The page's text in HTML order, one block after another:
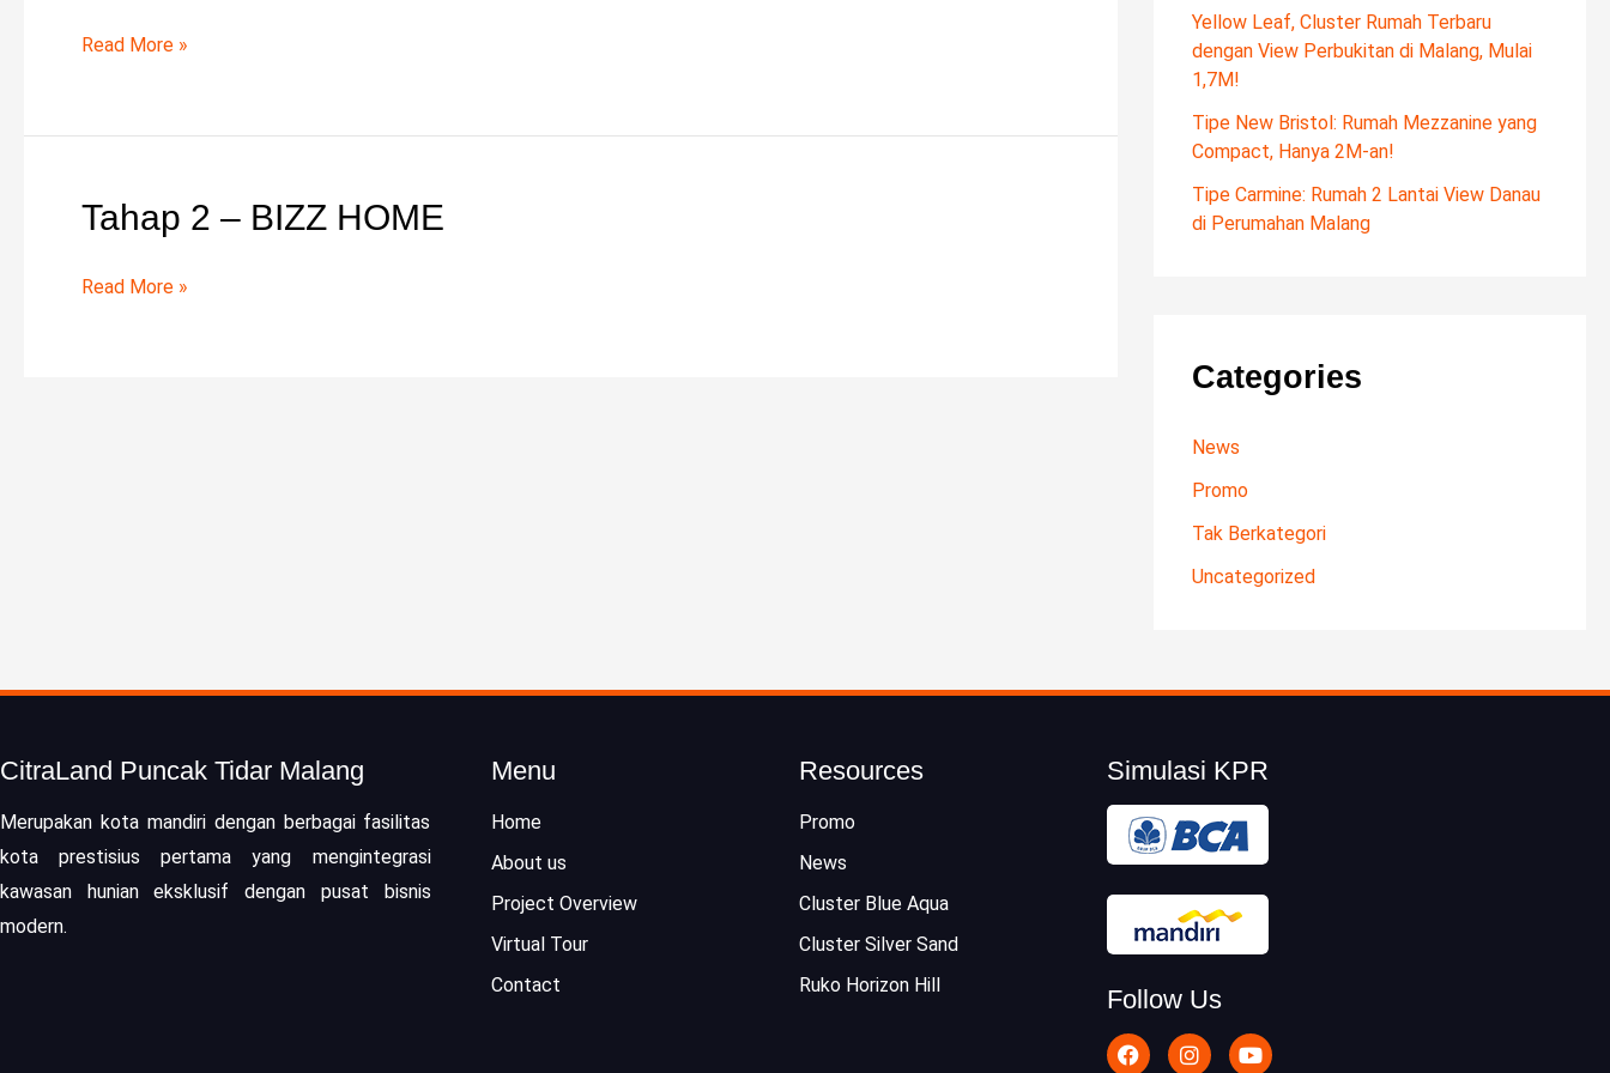
–Read More »
Tahap 2 – BIZZ HOME
Tahap
–Read More »
f
o
Yellow Leaf, Cluster Rumah Terbaru
dengan View Perbukitan di Malang, Mulai
1,7M!
Tipe New Bristol: Rumah Mezzanine yang
Compact, Hanya 2M-an!
Tipe Carmine: Rumah 2 Lantai View Danau
di Perumahan Malang
Categories
News
Promo
Tak Berkategori
Uncategorized
CitraLand Puncak Tidar Malang
Merupakan kota mandiri dengan berbagai fasilitas
kota prestisius pertama yang mengintegrasi
kawasan hunian eksklusif dengan pusat bisnis
modern.
Menu
Home
About us
Project Overview
Virtual Tour
Contact
Resources
Promo
News
Cluster Blue Aqua
Cluster Silver Sand
Ruko Horizon Hill
Simulasi KPR
Follow Us
F
a
I
n
Y
o